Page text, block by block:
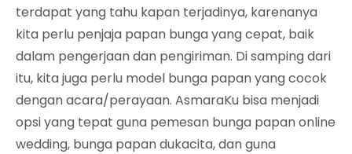
terdapat yang tahu kapan terjadinya, karenanya
kita perlu penjaja papan bunga yang cepat, baik
dalam pengerjaan dan pengiriman. Di samping dari
itu, kita juga perlu model bunga papan yang cocok
dengan acara/perayaan. AsmaraKu bisa menjadi
opsi yang tepat guna pemesan bunga papan online
wedding, bunga papan dukacita, dan guna